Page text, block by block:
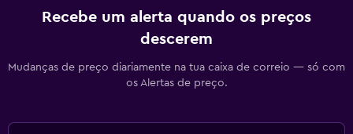
Recebe um alerta quando os preços
descerem
Mudanças de preço diariamente na tua caixa de correio — só com
os Alertas de preço.